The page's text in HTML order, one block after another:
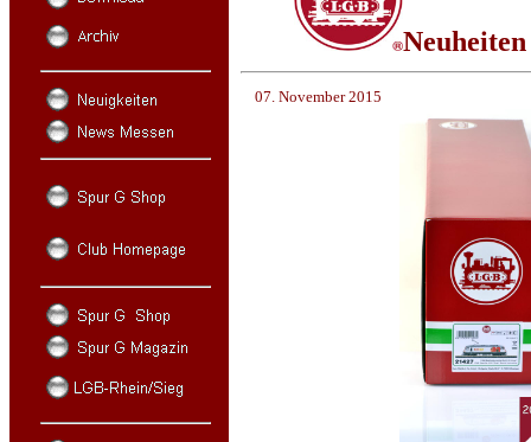
Neuheiten
07. November 2015